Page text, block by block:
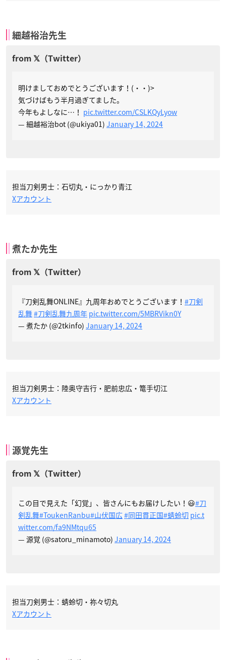
細越裕治先生
明けましておめでとうございます！(・・)>
気づけばもう半月過ぎてました。
今年もよしなに…！ pic.twitter.com/CSLKQyLyow
— 細越裕治bot (@ukiya01) January 14, 2024
担当刀剣男士：石切丸・にっかり青江
Xアカウント
煮たか先生
『刀剣乱舞ONLINE』九周年おめでとうございます！ #刀剣
乱舞#刀剣乱舞九周年 pic.twitter.com/5MBRVikn0Y
— 煮たか (@2tkinfo) January 14, 2024
担当刀剣男士：陸奥守吉行・肥前忠広・篭手切江
Xアカウント
源覚先生
この目で見えた「幻覚」、皆さんにもお届けしたい！😃#刀
剣乱舞#ToukenRanbu#山伏国広#同田貫正国#蜻蛉切 pic.t
witter.com/fa9NMtqu65
— 源覚 (@satoru_minamoto) January 14, 2024
担当刀剣男士：蜻蛉切・祢々切丸
Xアカウント